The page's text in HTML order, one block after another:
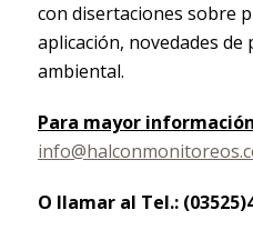
con disertaciones sobre
aplicación, novedades
ambiental.
Para mayor información
O llamar al Tel.: